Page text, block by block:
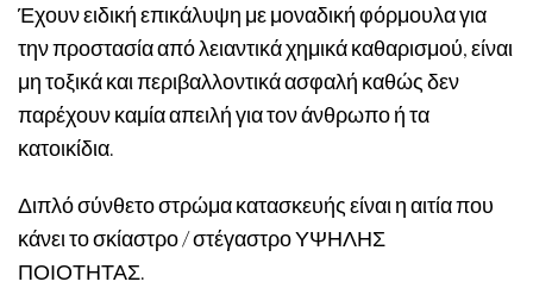
Έχουν ειδική επικάλυψη με μοναδική φόρμουλα για
την προστασία από λειαντικά χημικά καθαρισμού, είναι
μη τοξικά και περιβαλλοντικά ασφαλή καθώς δεν
παρέχουν καμία απειλή για τον άνθρωπο ή τα
κατοικίδια.
Διπλό σύνθετο στρώμα κατασκευής είναι η αιτία που
κάνει το σκίαστρο / στέγαστρο ΥΨΗΛΗΣ
ΠΟΙΟΤΗΤΑΣ.